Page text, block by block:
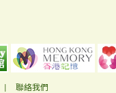
聯絡我們